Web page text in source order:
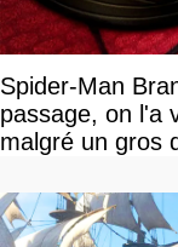
Spider-Man
passage, on l'a
malgré un gros